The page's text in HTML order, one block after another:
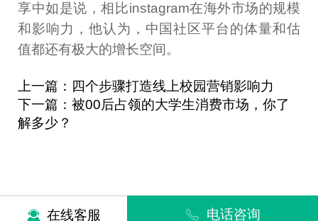
享中如是说，相比instagram在海外市场的规模
和影响力，他认为，中国社区平台的体量和估
值都还有极大的增长空间。
上一篇：四个步骤打造线上校园营销影响力
下一篇：被00后占领的大学生消费市场，你了
解多少？
在线客服 电话咨询